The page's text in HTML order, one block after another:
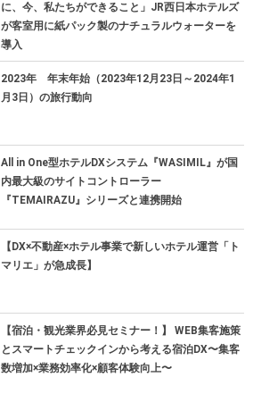
に、今、私たちができること」JR西日本ホテルズ
が客室用に紙パック製のナチュラルウォーターを
導入
2023年 年末年始（2023年12月23日～2024年1
月3日）の旅行動向
All in One型ホテルDXシステム『WASIMIL』が国
内最大級のサイトコントローラー
『TEMAIRAZU』シリーズと連携開始
【DX×不動産×ホテル事業で新しいホテル運営「ト
マリエ」が急成長】
【宿泊・観光業界必見セミナー！】 WEB集客施策
とスマートチェックインから考える宿泊DX〜集客
数増加×業務効率化×顧客体験向上〜